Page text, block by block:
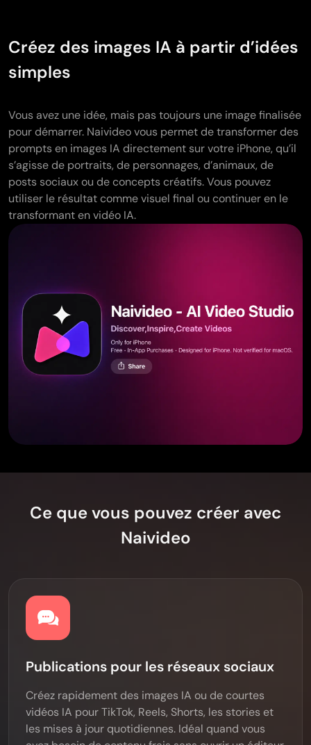
Créez des images IA à partir d’idées
simples
Vous avez une idée, mais pas toujours une image finalisée
pour démarrer. Naivideo vous permet de transformer des
prompts en images IA directement sur votre iPhone, qu’il
s’agisse de portraits, de personnages, d’animaux, de
posts sociaux ou de concepts créatifs. Vous pouvez
utiliser le résultat comme visuel final ou continuer en le
transformant en vidéo IA.
Ce que vous pouvez créer avec
Naivideo
Publications pour les réseaux sociaux
Créez rapidement des images IA ou de courtes
vidéos IA pour TikTok, Reels, Shorts, les stories et
les mises à jour quotidiennes. Idéal quand vous